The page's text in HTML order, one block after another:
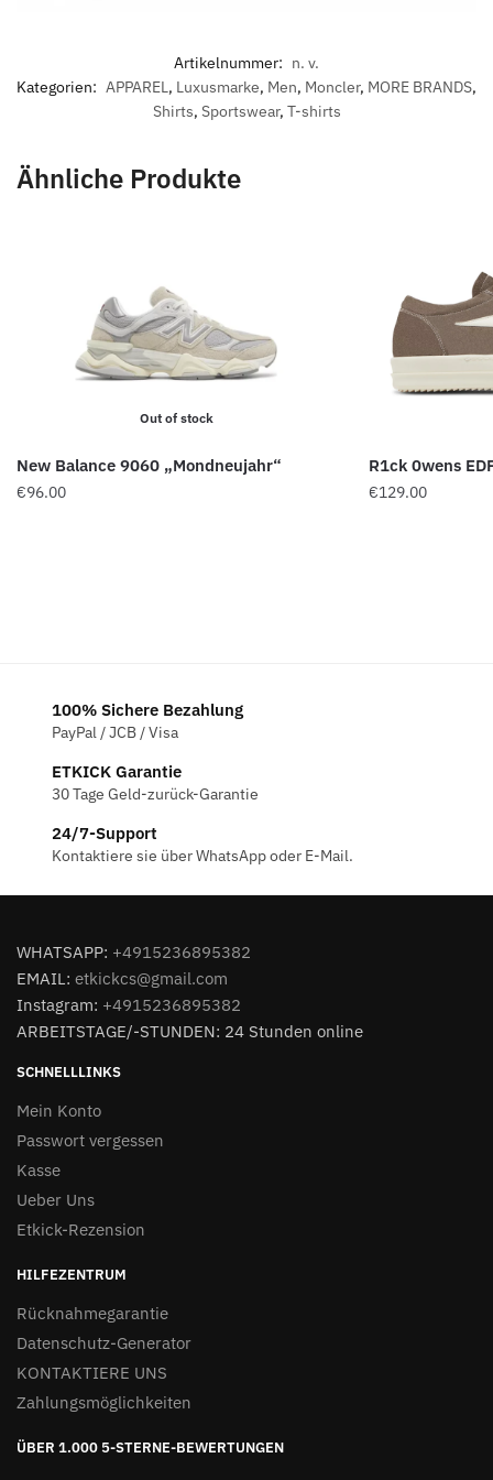
Artikelnummer: n. v.
Kategorien: APPAREL , Luxusmarke, Men, Moncler, MORE BRANDS,
Shirts, Sportswear, T-shirts
Ähnliche Produkte
Out of stock
New Balance 9060 „Mondneujahr“
€96.00
R1ck 0wens
€129.00
100% Sichere Bezahlung
PayPal / JCB / Visa
ETKICK Garantie
30 Tage Geld-zurück-Garantie
24/7-Support
Kontaktiere sie über WhatsApp oder E-Mail.
WHATSAPP: +4915236895382
EMAIL: etkickcs@gmail.com
Instagram: +4915236895382
ARBEITSTAGE/-STUNDEN: 24 Stunden online
SCHNELLLINKS
Mein Konto
Passwort vergessen
Kasse
Ueber Uns
Etkick-Rezension
HILFEZENTRUM
Rücknahmegarantie
Datenschutz-Generator
KONTAKTIERE UNS
Zahlungsmöglichkeiten
ÜBER 1.000 5-STERNE-BEWERTUNGEN